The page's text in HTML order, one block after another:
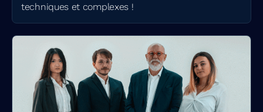
techniques et complexes !